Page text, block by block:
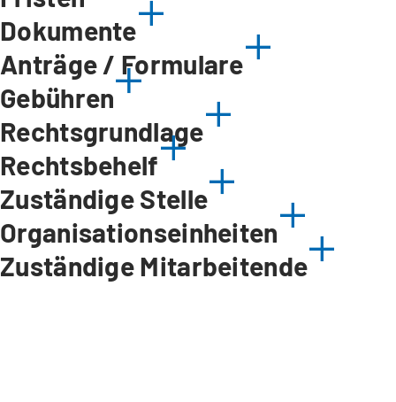
Dokumente
Anträge / Formulare
Gebühren
Rechtsgrundlage
Rechtsbehelf
Zuständige Stelle
Organisationseinheiten
Zuständige Mitarbeitende